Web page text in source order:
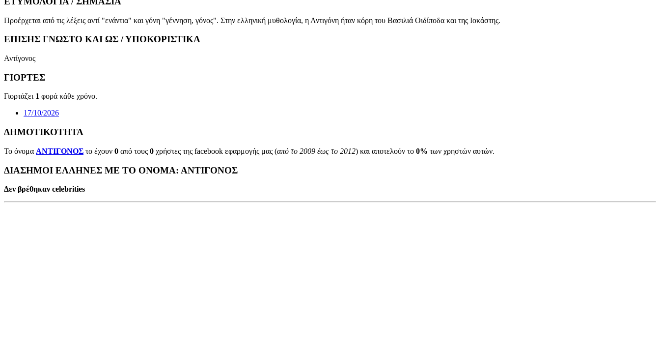
Προέρχεται από τις λέξεις αντί "ενάντια" και γόνη "γέννηση, γόνος". Στην ελληνική μυθολογία, η Αντιγόνη ήταν κόρη του Βασιλιά Οιδίποδα και της Ιοκάστης.
ΕΠΙΣΗΣ ΓΝΩΣΤΟ ΚΑΙ ΩΣ / ΥΠΟΚΟΡΙΣΤΙΚΑ
Αντίγονος
ΓΙΟΡΤΕΣ
Γιορτάζει 1 φορά κάθε χρόνο.
17/10/2026
ΔΗΜΟΤΙΚΟΤΗΤΑ
Το όνομα ΑΝΤΙΓΟΝΟΣ το έχουν 0 από τους 0 χρήστες της facebook εφαρμογής μας (από το 2009 έως το 2012) και αποτελούν το 0% των χρηστών αυτών.
ΔΙΑΣΗΜΟΙ ΕΛΛΗΝΕΣ ΜΕ ΤΟ ΟΝΟΜΑ: ΑΝΤΙΓΟΝΟΣ
Δεν βρέθηκαν celebrities